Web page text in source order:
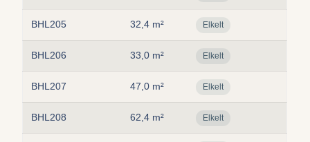
BHL205 32,4 m² Elkelt
BHL206 33,0 m² Elkelt
BHL207 47,0 m² Elkelt
BHL208 62,4 m² Elkelt